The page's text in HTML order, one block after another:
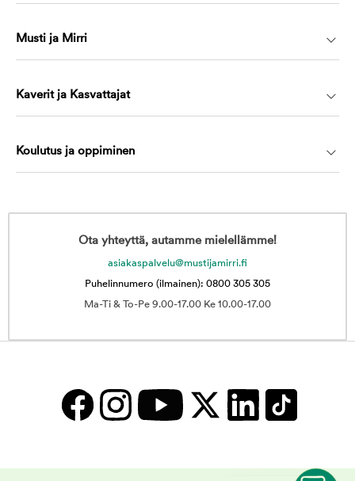
Musti ja Mirri
Kaverit ja Kasvattajat
Koulutus ja oppiminen
Ota yhteyttä, autamme mielellämme!
asiakaspalvelu@mustijamirri.fi
Puhelinnumero (ilmainen): 0800 305 305
Ma-Ti & To-Pe 9.00-17.00 Ke 10.00-17.00